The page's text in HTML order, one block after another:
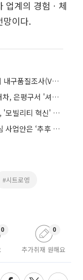
업계의 경험ㆍ체
망이다.
美 소비자 인정받은 제네시스…JD파워 내구품질조사(VDS) 1위 달성
어디서든 부르면 오는 '합승택시'…현대차, 은평구서 '셔클' 서비스
응답형 '버스' 이어 '택시'까지…현대차, '모빌리티 혁신' 속도 낸다
싸이월드, 10월 부활 예고…그러나 핵심 사업안은 ‘추후 공개’
#시트로엥
0
추가취재 원해요
0